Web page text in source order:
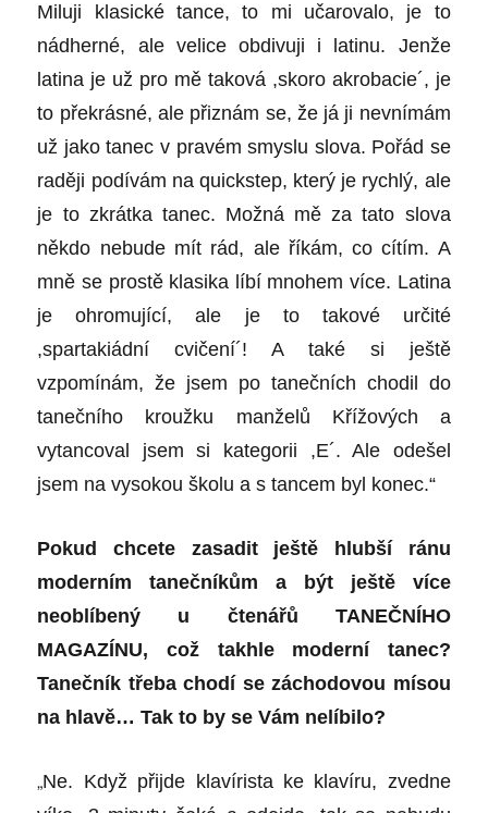
Miluji klasické tance, to mi učarovalo, je to
nádherné, ale velice obdivuji i latinu. Jenže
latina je už pro mě taková ,skoro akrobacie´, je
to překrásné, ale přiznám se, že já ji nevnímám
už jako tanec v pravém smyslu slova. Pořád se
raději podívám na quickstep, který je rychlý, ale
je to zkrátka tanec. Možná mě za tato slova
někdo nebude mít rád, ale říkám, co cítím. A
mně se prostě klasika líbí mnohem více. Latina
je ohromující, ale je to takové určité
,spartakiádní cvičení´! A také si ještě
vzpomínám, že jsem po tanečních chodil do
tanečního kroužku manželů Křížových a
vytancoval jsem si kategorii ,E´. Ale odešel
jsem na vysokou školu a s tancem byl konec.“
Pokud chcete zasadit ještě hlubší ránu
moderním tanečníkům a být ještě více
neoblíbený u čtenářů TANEČNÍHO
MAGAZÍNU, což takhle moderní tanec?
Tanečník třeba chodí se záchodovou mísou
na hlavě… Tak to by se Vám nelíbilo?
„Ne. Když přijde klavírista ke klavíru, zvedne